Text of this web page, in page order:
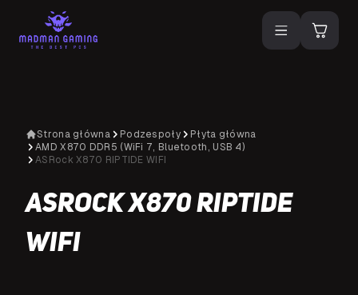
Strona główna Podzespoły
Płyta główna
AMD X870 DDR5 (WiFi 7, Bluetooth, USB 4)
ASRock X870 RIPTIDE WIFI
ASRock X870 RIPTIDE
WIFI